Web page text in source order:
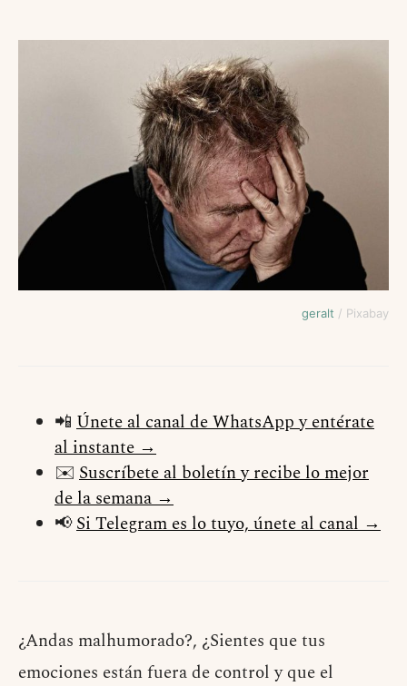
geralt / Pixabay
📲 Únete al canal de WhatsApp y entérate
al instante →
✉️ Suscríbete al boletín y recibe lo mejor
de la semana →
📢Si Telegram es lo tuyo, únete al canal →
¿Andas malhumorado?, ¿Sientes que tus
emociones están fuera de control y que el